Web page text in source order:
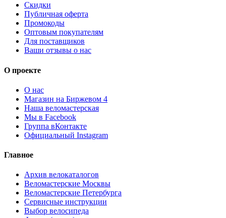
Скидки
Публичная оферта
Промокоды
Оптовым покупателям
Для поставщиков
Ваши отзывы о нас
О проекте
О нас
Магазин на Биржевом 4
Наша веломастерская
Мы в Facebook
Группа вКонтакте
Официальный Instagram
Главное
Архив велокаталогов
Веломастерские Москвы
Веломастерские Петербурга
Сервисные инструкции
Выбор велосипеда